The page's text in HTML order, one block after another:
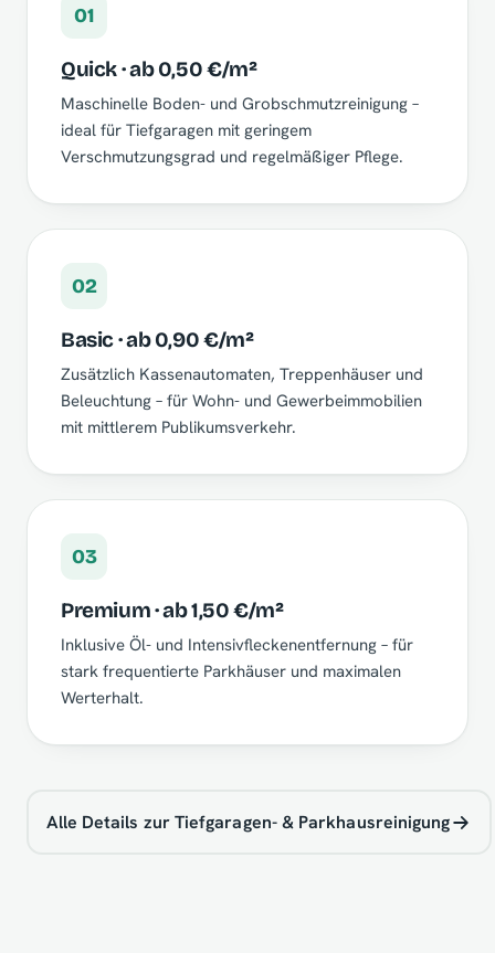
01
Quick · ab 0,50 €/m²
Maschinelle Boden- und Grobschmutzreinigung –
ideal für Tiefgaragen mit geringem
Verschmutzungsgrad und regelmäßiger Pflege.
02
Basic · ab 0,90 €/m²
Zusätzlich Kassenautomaten, Treppenhäuser und
Beleuchtung – für Wohn- und Gewerbeimmobilien
mit mittlerem Publikumsverkehr.
03
Premium · ab 1,50 €/m²
Inklusive Öl- und Intensivfleckenentfernung – für
stark frequentierte Parkhäuser und maximalen
Werterhalt.
Alle Details zur Tiefgaragen- & Parkhausreinigung